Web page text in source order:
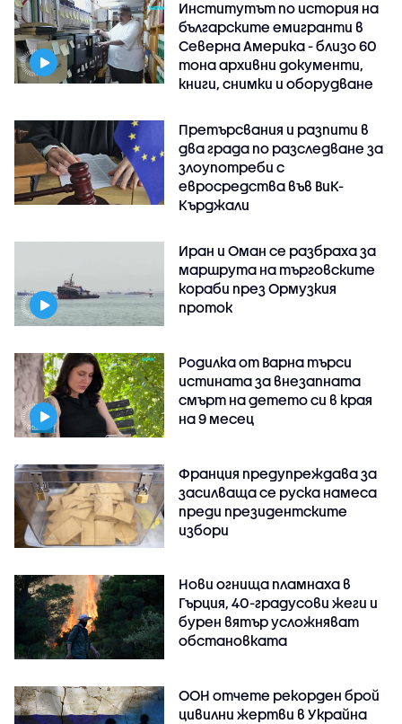
Институтът по история на
българските емигранти в
Северна Америка - близо 60
тона архивни документи,
книги, снимки и оборудване
Претърсвания и разпити в
два града по разследване за
злоупотреби с
евросредства във ВиК-
Кърджали
Иран и Оман се разбраха за
маршрута на търговските
кораби през Ормузкия
проток
Родилка от Варна търси
истината за внезапната
смърт на детето си в края
на 9 месец
Франция предупреждава за
засилваща се руска намеса
преди президентските
избори
Нови огнища пламнаха в
Гърция, 40-градусови жеги и
бурен вятър усложняват
обстановката
ООН отчете рекорден брой
цивилни жертви в Украйна